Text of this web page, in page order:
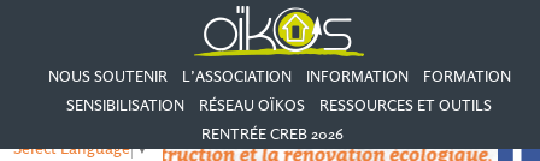
NOUS SOUTENIR L’ASSOCIATION INFORMATION
FORMATION
SENSIBILISATION
RÉSEAU OÏKOS
RESSOURCES ET OUTILS
RENTRÉE CREB 2026
Select Language▼